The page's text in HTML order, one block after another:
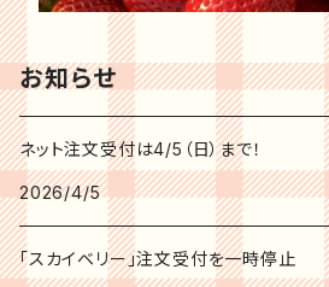
お知らせ
ネット注文受付は4/5（日）まで！
2026/4/5
「スカイベリー」注文受付を一時停止